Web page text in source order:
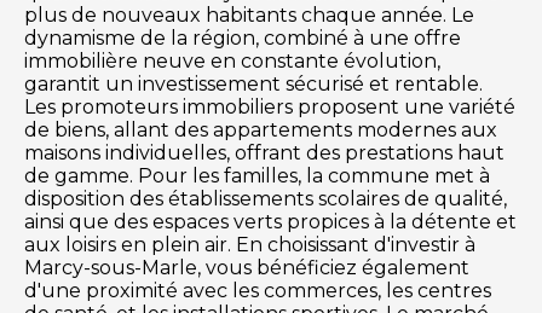
plus de nouveaux habitants chaque année. Le
dynamisme de la région, combiné à une offre
immobilière neuve en constante évolution,
garantit un investissement sécurisé et rentable.
Les promoteurs immobiliers proposent une variété
de biens, allant des appartements modernes aux
maisons individuelles, offrant des prestations haut
de gamme. Pour les familles, la commune met à
disposition des établissements scolaires de qualité,
ainsi que des espaces verts propices à la détente et
aux loisirs en plein air. En choisissant d'investir à
Marcy-sous-Marle, vous bénéficiez également
d'une proximité avec les commerces, les centres